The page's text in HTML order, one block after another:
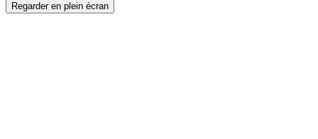
Regarder en plein écran